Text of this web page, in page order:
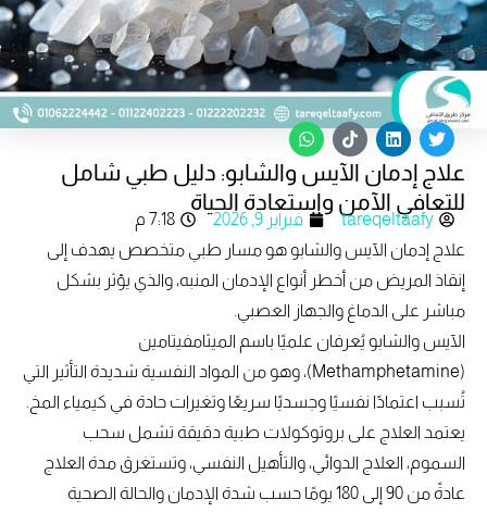
T
w
i
t
e
L
i
n
k
e
d
n
T
i
k
t
o
k
W
h
a
t
s
a
p
p
علاج إدمان الآيس والشابو: دليل طبي شامل
للتعافي الآمن واستعادة الحياة
tareqeltaafy فبراير 9, 2026
7:18 م
علاج إدمان الآيس والشابو هو مسار طبي متخصص يهدف إلى
إنقاذ المريض من أخطر أنواع الإدمان المنبه، والذي يؤثر بشكل
مباشر على الدماغ والجهاز العصبي.
الآيس والشابو يُعرفان علميًا باسم الميثامفيتامين
(Methamphetamine)، وهو من المواد النفسية شديدة التأثير التي
تُسبب اعتمادًا نفسيًا وجسديًا سريعًا وتغيرات حادة في كيمياء المخ.
يعتمد العلاج على بروتوكولات طبية دقيقة تشمل سحب
السموم، العلاج الدوائي، والتأهيل النفسي، وتستغرق مدة العلاج
عادةً من 90 إلى 180 يومًا حسب شدة الإدمان والحالة الصحية